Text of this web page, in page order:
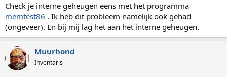
Check je interne geheugen eens met het programma
memtest86 . Ik heb dit probleem namelijk ook gehad
(ongeveer). En bij mij lag het aan het interne geheugen.
Muurhond
Inventaris